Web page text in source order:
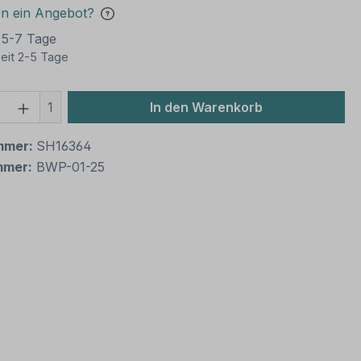
ein Angebot?
7 Tage
2-5 Tage
Anzahl: Gib den gewünschten Wert
1 In den Warenkorb
SH16364
BWP-01-25